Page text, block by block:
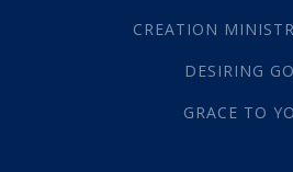
Almag(1)
Alwetendheid
CREATION
DESIRING
GRACE TO